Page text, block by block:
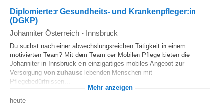
Diplomierte:r Gesundheits- und Krankenpfleger:in
(DGKP)
Johanniter Österreich - Innsbruck
Du suchst nach einer abwechslungsreichen Tätigkeit in einem
motivierten Team? Mit dem Team der Mobilen Pflege bieten die
Johanniter in Innsbruck ein einzigartiges mobiles Angebot zur
Versorgung von zuhause lebenden Menschen mit
Pflegebedürfnissen...
Mehr anzeigen
heute